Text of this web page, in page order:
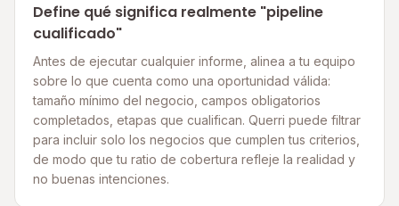
Define qué significa realmente "pipeline
cualificado"
Antes de ejecutar cualquier informe, alinea a tu equipo
sobre lo que cuenta como una oportunidad válida:
tamaño mínimo del negocio, campos obligatorios
completados, etapas que cualifican. Querri puede filtrar
para incluir solo los negocios que cumplen tus criterios,
de modo que tu ratio de cobertura refleje la realidad y
no buenas intenciones.